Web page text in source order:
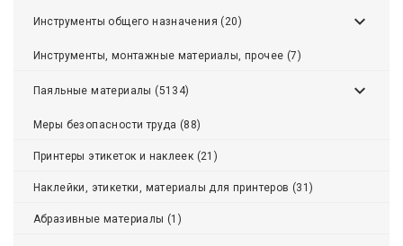
Инструменты общего назначения (20)
Инструменты, монтажные материалы, прочее (7)
Паяльные материалы (5134)
Меры безопасности труда (88)
Принтеры этикеток и наклеек (21)
Наклейки, этикетки, материалы для принтеров (31)
Абразивные материалы (1)